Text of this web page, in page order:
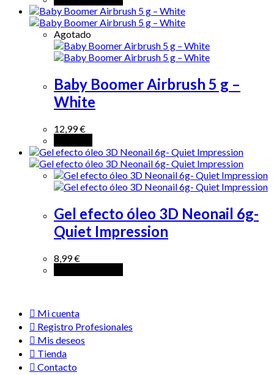
Agotado
Baby Boomer Airbrush 5 g –
White
12,99€
Gel efecto óleo 3D Neonail 6g-
Quiet Impression
8,99€
Mi cuenta
Registro Profesionales
Mis deseos
Tienda
Contacto